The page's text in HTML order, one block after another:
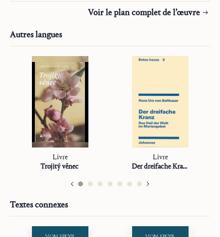
Sur la mission
Études
Voir le plan complet de l’œuvre
Autres langues
Livre
Trojitý věnec
Livre
Der dreifache Kranz
Textes connexes